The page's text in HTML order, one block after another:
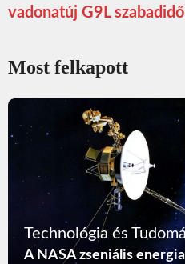
vadonatúj G9L
Most felkapott
Technológia és
A NASA zseniális